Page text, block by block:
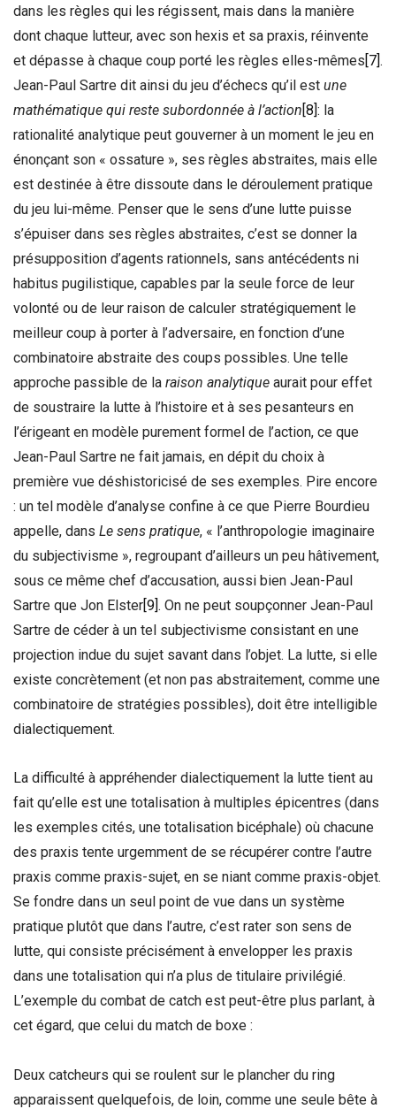
dans les règles qui les régissent, mais dans la manière
dont chaque lutteur, avec son hexis et sa praxis, réinvente
et dépasse à chaque coup porté les règles elles-mêmes [7] .
Jean-Paul Sartre dit ainsi du jeu d’échecs qu’il est une
mathématique qui reste subordonnée à l’action [8] : la
rationalité analytique peut gouverner à un moment le jeu en
énonçant son « ossature », ses règles abstraites, mais elle
est destinée à être dissoute dans le déroulement pratique
du jeu lui-même. Penser que le sens d’une lutte puisse
s’épuiser dans ses règles abstraites, c’est se donner la
présupposition d’agents rationnels, sans antécédents ni
habitus pugilistique, capables par la seule force de leur
volonté ou de leur raison de calculer stratégiquement le
meilleur coup à porter à l’adversaire, en fonction d’une
combinatoire abstraite des coups possibles. Une telle
approche passible de la raison analytique aurait pour effet
de soustraire la lutte à l’histoire et à ses pesanteurs en
l’érigeant en modèle purement formel de l’action, ce que
Jean-Paul Sartre ne fait jamais, en dépit du choix à
première vue déshistoricisé de ses exemples. Pire encore
: un tel modèle d’analyse confine à ce que Pierre Bourdieu
appelle, dans Le sens pratique, « l’anthropologie imaginaire
du subjectivisme », regroupant d’ailleurs un peu hâtivement,
sous ce même chef d’accusation, aussi bien Jean-Paul
Sartre que Jon Elster [9] . On ne peut soupçonner Jean-Paul
Sartre de céder à un tel subjectivisme consistant en une
projection indue du sujet savant dans l’objet. La lutte, si elle
existe concrètement (et non pas abstraitement, comme une
combinatoire de stratégies possibles), doit être intelligible
dialectiquement.
La difficulté à appréhender dialectiquement la lutte tient au
fait qu’elle est une totalisation à multiples épicentres (dans
les exemples cités, une totalisation bicéphale) où chacune
des praxis tente urgemment de se récupérer contre l’autre
praxis comme praxis-sujet, en se niant comme praxis-objet.
Se fondre dans un seul point de vue dans un système
pratique plutôt que dans l’autre, c’est rater son sens de
lutte, qui consiste précisément à envelopper les praxis
dans une totalisation qui n’a plus de titulaire privilégié.
L’exemple du combat de catch est peut-être plus parlant, à
cet égard, que celui du match de boxe :
Deux catcheurs qui se roulent sur le plancher du ring
apparaissent quelquefois, de loin, comme une seule bête à